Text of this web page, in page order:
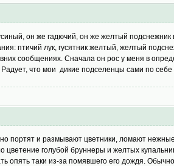
гусиный, он же гадючий, он же
птичий лук, гусятник желтый, желтый
сообщениях. Сначала он рос у меня в
что мои дикие подселенцы сами по
портят и размывают цветники, ломают
цветение голубой бруннеры и желтых
опять таки из-за помявшего его дождя.